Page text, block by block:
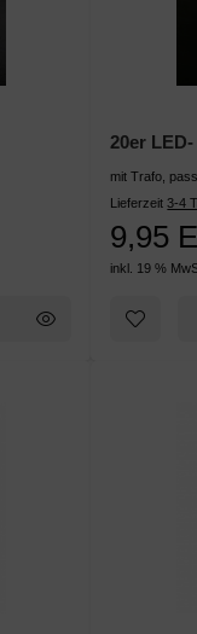
20er
mit Trafo,
Lieferzeit3-4
9,95
inkl. 19 %